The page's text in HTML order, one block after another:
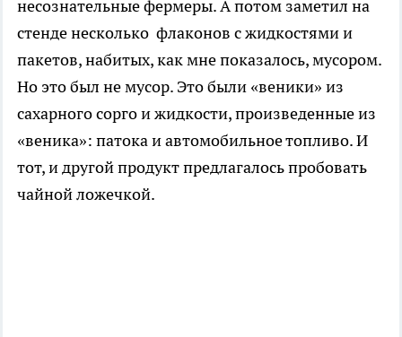
несознательные фермеры. А потом заметил на
стенде несколько флаконов с жидкостями и
пакетов, набитых, как мне показалось, мусором.
Но это был не мусор. Это были «веники» из
сахарного сорго и жидкости, произведенные из
«веника»: патока и автомобильное топливо. И
тот, и другой продукт предлагалось пробовать
чайной ложечкой.